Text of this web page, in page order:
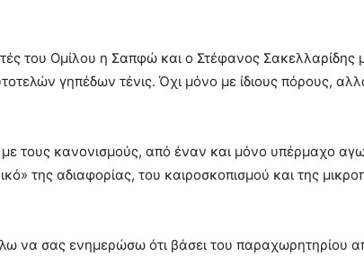
του Ομίλου η Σαπφώ και ο Στέφανος Σακελλαρίδης
γηπέδων τένις. Όχι μόνο με ίδιους πόρους,
τους κανονισμούς, από έναν και μόνο υπέρμαχο
της αδιαφορίας, του καιροσκοπισμού και της
να σας ενημερώσω ότι βάσει του παραχωρητηρίου